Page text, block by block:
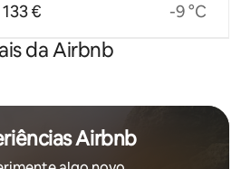
133 € -9 °C
da Airbnb
Airbnb